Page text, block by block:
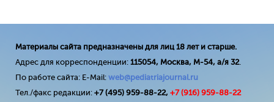
Материалы сайта предназначены для лиц 18 лет и старше.
Адрес для корреспонденции: 115054, Москва, М-54, а/я 32.
По работе сайта: E-Mail: web@pediatriajournal.ru
Тел./факс редакции: +7 (495) 959-88-22, +7 (916) 959-88-22